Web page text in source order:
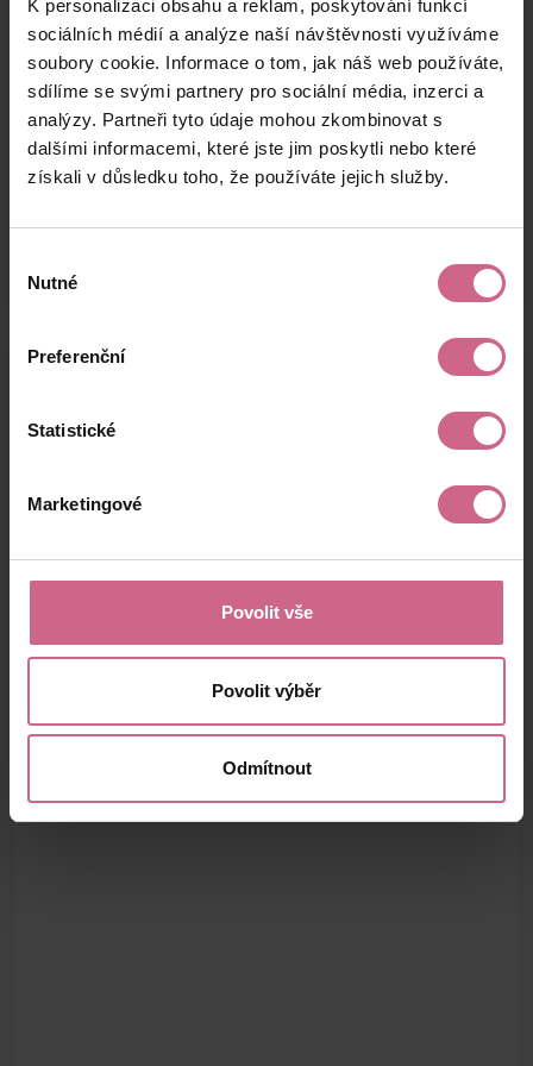
K personalizaci obsahu a reklam, poskytování funkcí
sociálních médií a analýze naší návštěvnosti využíváme
soubory cookie. Informace o tom, jak náš web používáte,
sdílíme se svými partnery pro sociální média, inzerci a
analýzy. Partneři tyto údaje mohou zkombinovat s
dalšími informacemi, které jste jim poskytli nebo které
získali v důsledku toho, že používáte jejich služby.
souhlasu
Nutné
Preferenční
Statistické
Marketingové
Povolit vše
Povolit výběr
Odmítnout
A****
J****
22. 8. 2024
22:19:22
M****
T****
10 000 Kč
22. 8. 2024
21:54:59
30 600 Kč
P****
O****
500 Kč
22. 8. 2024
21:26:32
1 530 Kč
keyboard_arrow_left keyboard_arrow_right